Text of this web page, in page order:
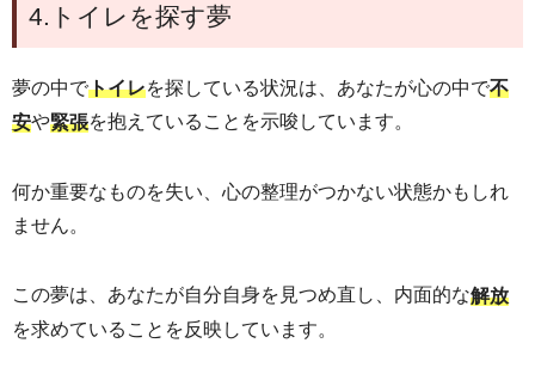
4.トイレを探す夢
夢の中でトイレを探している状況は、あなたが心の中で不
安や緊張を抱えていることを示唆しています。
何か重要なものを失い、心の整理がつかない状態かもしれ
ません。
この夢は、あなたが自分自身を見つめ直し、内面的な解放
を求めていることを反映しています。